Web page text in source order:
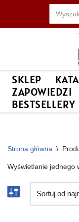
Przejdź
SKLEP
ZAPOWIEDZI
BESTSELLERY
Strona główna \
Wyświetlanie jednego